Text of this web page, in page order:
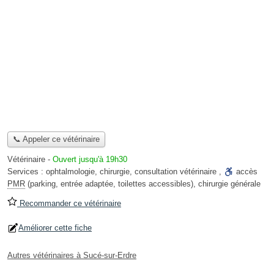
📞 Appeler ce vétérinaire
Vétérinaire - Ouvert jusqu'à 19h30
Services : ophtalmologie, chirurgie, consultation vétérinaire ,
accès
PMR (parking, entrée adaptée, toilettes accessibles), chirurgie générale
Recommander ce vétérinaire
Améliorer cette fiche
Autres vétérinaires à Sucé-sur-Erdre